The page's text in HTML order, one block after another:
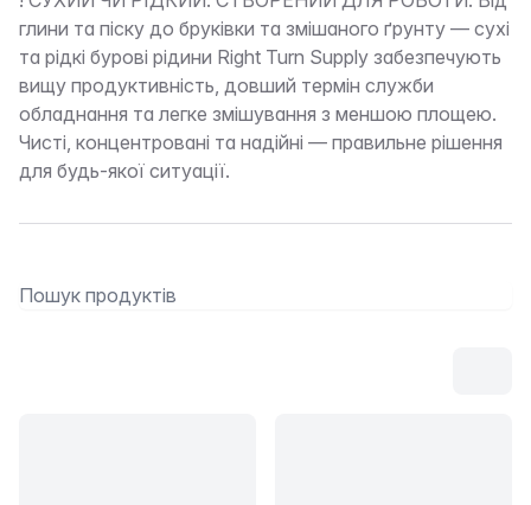
глини та піску до бруківки та змішаного ґрунту — сухі
та рідкі бурові рідини Right Turn Supply забезпечують
вищу продуктивність, довший термін служби
обладнання та легке змішування з меншою площею.
Чисті, концентровані та надійні — правильне рішення
для будь-якої ситуації.